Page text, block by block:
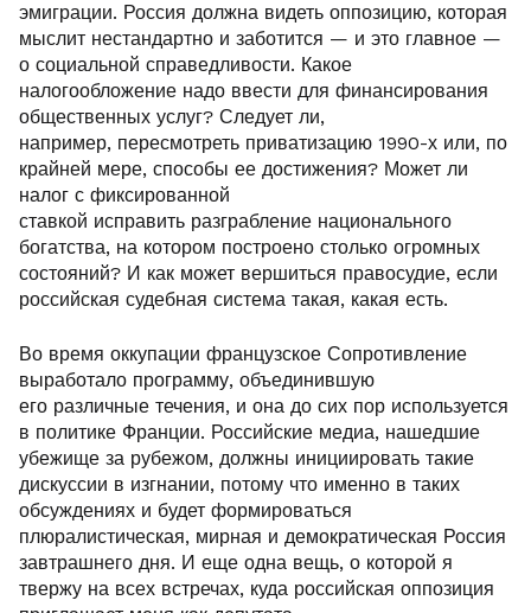
эмиграции. Россия должна видеть оппозицию, которая
мыслит нестандартно и заботится — и это главное —
о социальной справедливости. Какое
налогообложение надо ввести для финансирования
общественных услуг? Следует ли,
например, пересмотреть приватизацию 1990-х или, по
крайней мере, способы ее достижения? Может ли
налог с фиксированной
ставкой исправить разграбление национального
богатства, на котором построено столько огромных
состояний? И как может вершиться правосудие, если
российская судебная система такая, какая есть.
Во время оккупации французское Сопротивление
выработало программу, объединившую
его различные течения, и она до сих пор используется
в политике Франции. Российские медиа, нашедшие
убежище за рубежом, должны инициировать такие
дискуссии в изгнании, потому что именно в таких
обсуждениях и будет формироваться
плюралистическая, мирная и демократическая Россия
завтрашнего дня. И еще одна вещь, о которой я
твержу на всех встречах, куда российская оппозиция